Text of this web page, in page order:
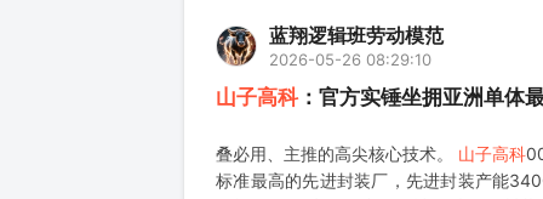
蓝翔逻辑班劳动模范
2026-05-26 08:29:10
山子高科：官方实锤坐拥亚洲单体
叠必用、主推的高尖核心技术。 山子高科
标准最高的先进封装厂，先进封装产能